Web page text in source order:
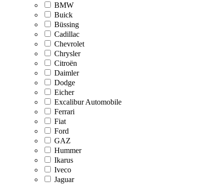
BMW
Buick
Büssing
Cadillac
Chevrolet
Chrysler
Citroën
Daimler
Dodge
Eicher
Excalibur Automobile
Ferrari
Fiat
Ford
GAZ
Hummer
Ikarus
Iveco
Jaguar